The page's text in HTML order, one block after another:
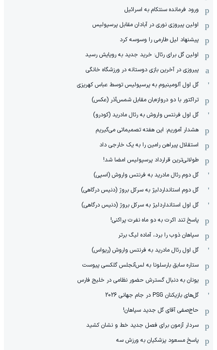
ورود فرمانده سنتکام به اسرائیل
اولین پیروزی نوری در آبادان مقابل پرسپولیس
پیشنهاد لیل طارمی را وسوسه کرد
اولین گل برای رئال: خرید جدید به رویایش رسید
پیروزی در آخرین بازی دوستانه در ورزشگاه خانگی
گل اول آلومینیوم به پرسپولیس توسط عباس کهریزی
تراکتور با دو دروازه‌بان مقابل شمس‌آذر (عکس)
گل اول فرنتس واروش به رئال مادرید (کودرو)
هشدار آموریم: این هفته تصمیماتی می‌گیریم
استقلال پیراهن رامین را به یک خارجی داد
طولانی‌ترین قرارداد پرسپولیس امضا شد!
گل دوم رئال مادرید به فرنتس واروش (اسپی)
گل دوم استانداردلیژ به سرکل بروژ (دنیس درگاهی)
گل اول استانداردلیژ به سرکل بروژ (دنیس درگاهی)
پاسخ تند اکرت به دو ماه نفرت پراکنی!
سپاهان ذوب را برد، آماده لیگ برتر
گل اول رئال مادرید به فرنتس واروش (ریواس)
ستاره سابق بارسلونا به لس‌آنجلس گلکسی پیوست
یونان به دنبال گسترش حضور نظامی در خلیج فارس
گل‌های بازیکنان PSG در جام جهانی 2026
حاج‌صفی آقای گل جدید سپاهان!
سردار آزمون برای فصل جدید خط و نشان کشید
پاسخ مسعود پزشکیان به ورزش سه